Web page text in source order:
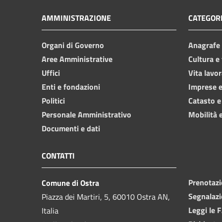
AMMINISTRAZIONE
Organi di Governo
Aree Amministrative
Uffici
Enti e fondazioni
Politici
Personale Amministrativo
Documenti e dati
Cultura
Vita
Imprese
Catasto
Mobilità
CONTATTI
Comune di Ostra
Piazza dei Martiri, 5, 60010 Ostra AN,
Italia
Leggi le